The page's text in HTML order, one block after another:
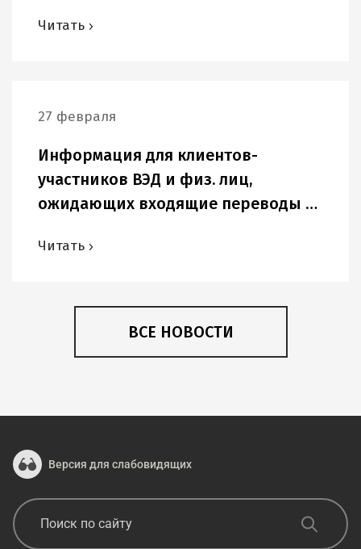
Читать
27 февраля
Информация для клиентов-
участников ВЭД и физ. лиц,
ожидающих входящие переводы в
Читать
ВСЕ НОВОСТИ
Версия для слабовидящих